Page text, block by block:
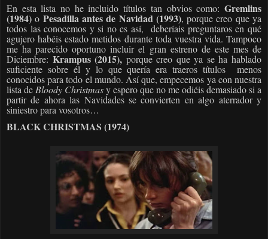
En esta lista no he incluido títulos tan obvios como: Gremlins
(1984) o Pesadilla antes de Navidad (1993), porque creo que ya
todos las conocemos y si no es así,
deberíais preguntaros en qué
agujero habéis estado metidos durante toda vuestra vida. Tampoco
me ha parecido oportuno incluir el gran estreno de este mes de
Diciembre: Krampus (2015), porque creo que ya se ha hablado
suficiente sobre él y lo que quería era traeros títulos
menos
conocidos para todo el mundo. Así que, empecemos ya con nuestra
lista de Bloody Christmasy espero que no me odiéis demasiado si a
partir de ahora las Navidades se convierten en algo aterrador y
siniestro para vosotros…
BLACK CHRISTMAS (1974)